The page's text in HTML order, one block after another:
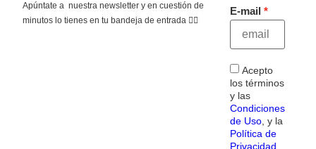
Apúntate a nuestra newsletter y en cuestión de
minutos lo tienes en tu bandeja de entrada 👇🏻
E-mail
Acepto
los términos
y las
Condiciones
de Uso, y la
Política de
Privacidad